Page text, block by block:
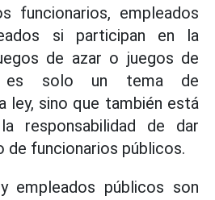
funcionarios, empleados
si participan en la
de azar o juegos de
es solo un tema de
ley, sino que también está
responsabilidad de dar
de funcionarios públicos.
empleados públicos son